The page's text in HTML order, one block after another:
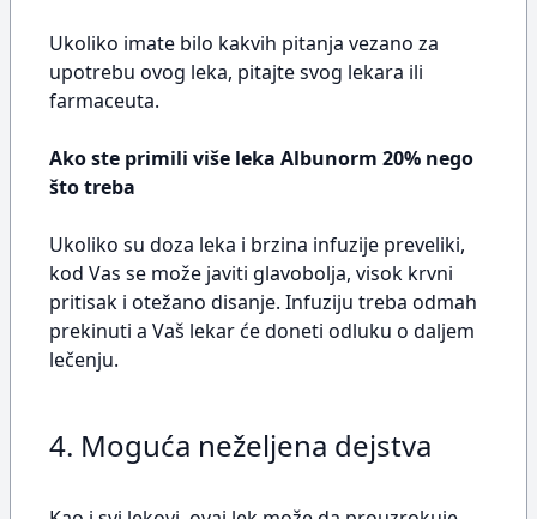
Ukoliko imate bilo kakvih pitanja vezano za
upotrebu ovog leka, pitajte svog lekara ili
farmaceuta.
Ako ste primili više leka Albunorm 20% nego
što treba
Ukoliko su doza leka i brzina infuzije preveliki,
kod Vas se može javiti glavobolja, visok krvni
pritisak i otežano disanje. Infuziju treba odmah
prekinuti a Vaš lekar će doneti odluku o daljem
lečenju.
4. Moguća neželjena dejstva